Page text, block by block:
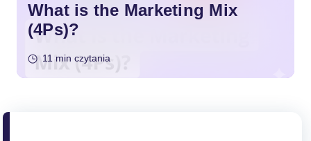
What is the Marketing Mix
(4Ps)?
11 min czytania